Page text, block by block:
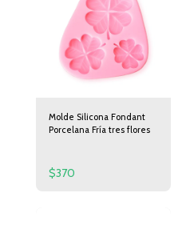
Molde Silicona Fondant
Porcelana Fría tres flores
$370